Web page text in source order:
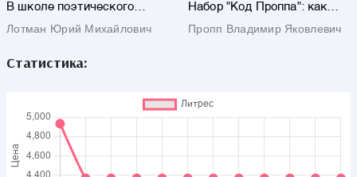
В школе поэтического
Гоголь
Лотман Юрий Михайлович
Набор "Код Проппа": как
чем живёт сказка
действительность")
Пропп Владимир Яковлевич
Статистика: